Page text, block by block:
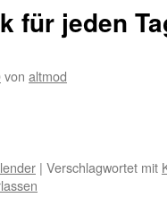
für jeden
von altmod
| Verschlagwortet mit